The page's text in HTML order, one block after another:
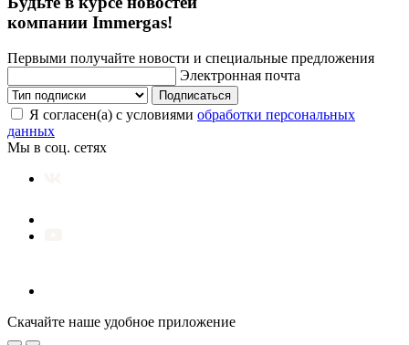
компании Immergas!
Первыми получайте новости и специальные предложения
Электронная почта
Подписаться
Я согласен(а) с условиями обработки персональных
данных
Мы в соц. сетях
Скачайте наше удобное приложение